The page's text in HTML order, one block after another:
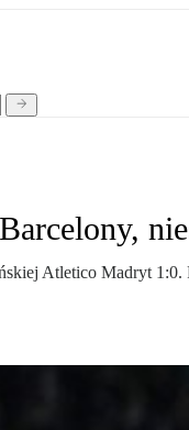
Atletico Madryt 1:0.